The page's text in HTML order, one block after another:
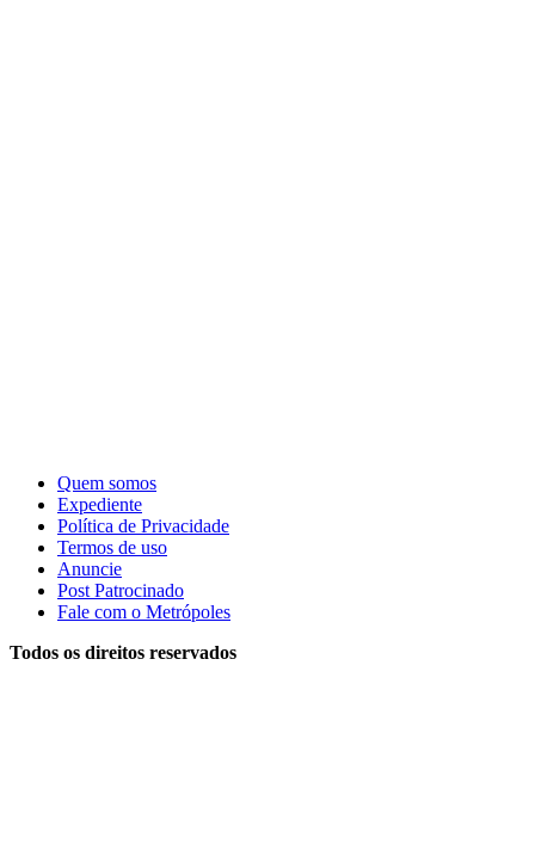
Quem somos
Expediente
Política de Privacidade
Termos de uso
Anuncie
Post Patrocinado
Fale com o Metrópoles
Todos os direitos reservados